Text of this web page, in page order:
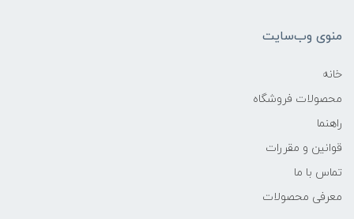
منوی وب‌سایت
خانه
محصولات فروشگاه
راهنما
قوانین و مقررات
تماس با ما
معرفی محصولات